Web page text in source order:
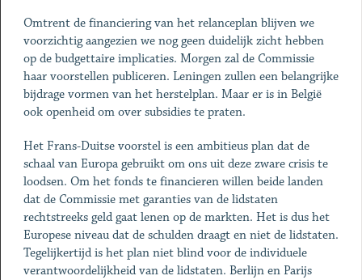
Omtrent de financiering van het relanceplan blijven we
voorzichtig aangezien we nog geen duidelijk zicht hebben
op de budgettaire implicaties. Morgen zal de Commissie
haar voorstellen publiceren. Leningen zullen een belangrijke
bijdrage vormen van het herstelplan. Maar er is in België
ook openheid om over subsidies te praten.
Het Frans-Duitse voorstel is een ambitieus plan dat de
schaal van Europa gebruikt om ons uit deze zware crisis te
loodsen. Om het fonds te financieren willen beide landen
dat de Commissie met garanties van de lidstaten
rechtstreeks geld gaat lenen op de markten. Het is dus het
Europese niveau dat de schulden draagt en niet de lidstaten.
Tegelijkertijd is het plan niet blind voor de individuele
verantwoordelijkheid van de lidstaten. Berlijn en Parijs